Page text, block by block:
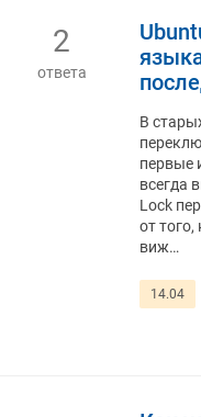
2
ответа
В
первые
всегда
Lock
от
виж…
14.04